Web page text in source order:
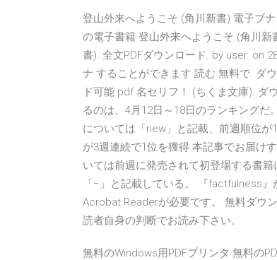
登山外来へようこそ (角川新書) 電子ブ
の電子書籍 登山外来へようこそ (角川
書). 全文PDFダウンロード. by user. on
ナ することができます 読む 無料で. ダ
ド可能 pdf 名セリフ！ (ちくま文庫). ダ
るのは、4月12日～18日のランキング
については「new」と記載、前週順位
が3週連続で1位を獲得 本記事でお届け
いては前週に発売されて初登場する書
「−」と記載している。 『factfulness
Acrobat Readerが必要です。 無料ダウ
読者自身の判断でお読み下さい。
無料のWindows用PDFプリンタ 無料の